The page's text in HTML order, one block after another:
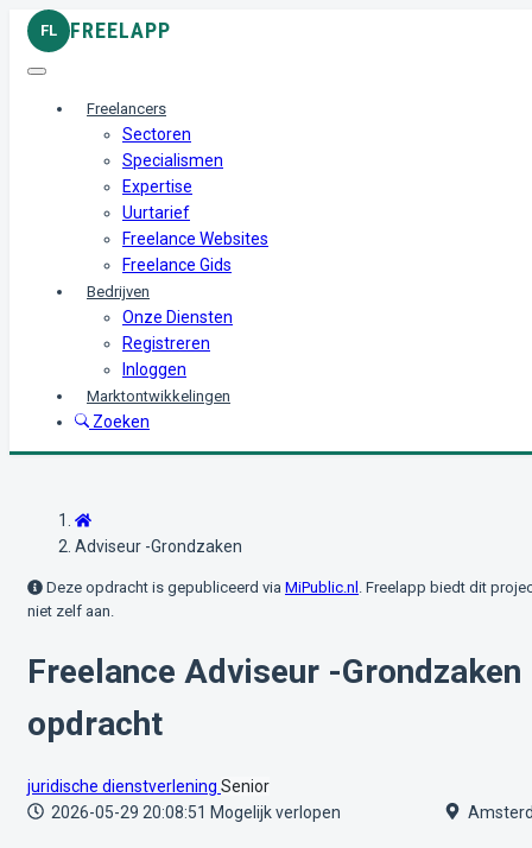
FL FREELAPP
Freelancers
Sectoren
Specialismen
Expertise
Uurtarief
Freelance Websites
Freelance Gids
Bedrijven
Onze Diensten
Registreren
Inloggen
Marktontwikkelingen
Zoeken
Adviseur -Grondzaken
Deze opdracht is gepubliceerd via MiPublic.nl . Freelapp biedt dit
niet zelf aan.
Freelance Adviseur -Grondzaken
opdracht
juridische dienstverlening Senior
2026-05-29 20:08:51 Mogelijk verlopen